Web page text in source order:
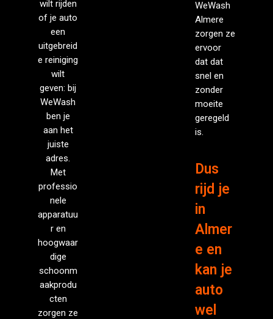
wilt rijden
of je auto
een
uitgebreid
e reiniging
wilt
geven: bij
WeWash
ben je
aan het
juiste
adres.
Met
professio
nele
apparatuu
r en
hoogwaar
dige
schoonm
aakprodu
cten
zorgen ze
WeWash
Almere
zorgen ze
ervoor
dat dat
snel en
zonder
moeite
geregeld
is.
Dus
rijd je
in
Almer
e en
kan je
auto
wel